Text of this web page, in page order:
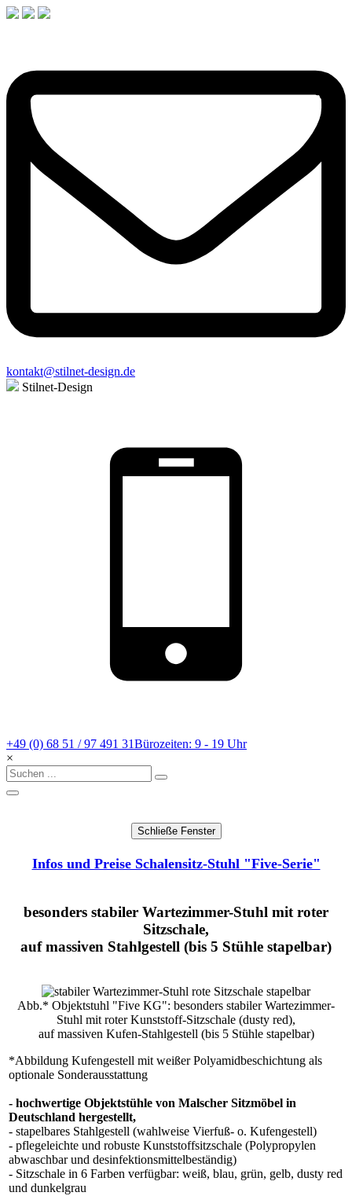
kontakt@stilnet-design.de
Stilnet-Design
+49 (0) 68 51 / 97 491 31Bürozeiten: 9 - 19 Uhr
×
Infos und Preise Schalensitz-Stuhl "Five-Serie"
besonders stabiler Wartezimmer-Stuhl mit roter
Sitzschale,
auf massiven Stahlgestell (bis 5 Stühle stapelbar)
Abb.* Objektstuhl "Five KG": besonders stabiler Wartezimmer-
Stuhl mit roter Kunststoff-Sitzschale (dusty red),
auf massiven Kufen-Stahlgestell (bis 5 Stühle stapelbar)
*Abbildung Kufengestell mit weißer Polyamidbeschichtung als
optionale Sonderausstattung
- hochwertige Objektstühle von Malscher Sitzmöbel in
Deutschland hergestellt,
- stapelbares Stahlgestell (wahlweise Vierfuß- o. Kufengestell)
- pflegeleichte und robuste Kunststoffsitzschale (Polypropylen
abwaschbar und desinfektionsmittelbeständig)
- Sitzschale in 6 Farben verfügbar: weiß, blau, grün, gelb, dusty red
und dunkelgrau